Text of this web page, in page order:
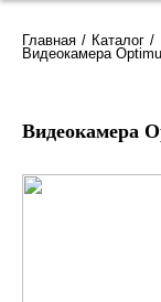
Главная Каталог
Видеокамера
Видеокамера